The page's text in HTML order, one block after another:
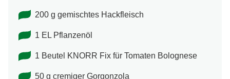
200 g gemischtes Hackfleisch
1 EL Pflanzenöl
1 Beutel KNORR Fix für Tomaten Bolognese
50 g cremiger Gorgonzola